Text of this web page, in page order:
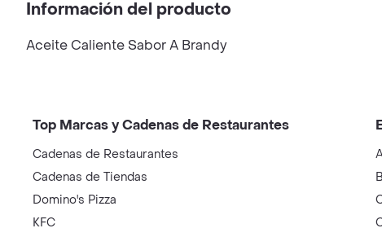
Información del producto
Aceite Caliente Sabor A Brandy
Top Marcas y Cadenas de Restaurantes
Cadenas de Restaurantes
Cadenas de Tiendas
Domino's Pizza
KFC